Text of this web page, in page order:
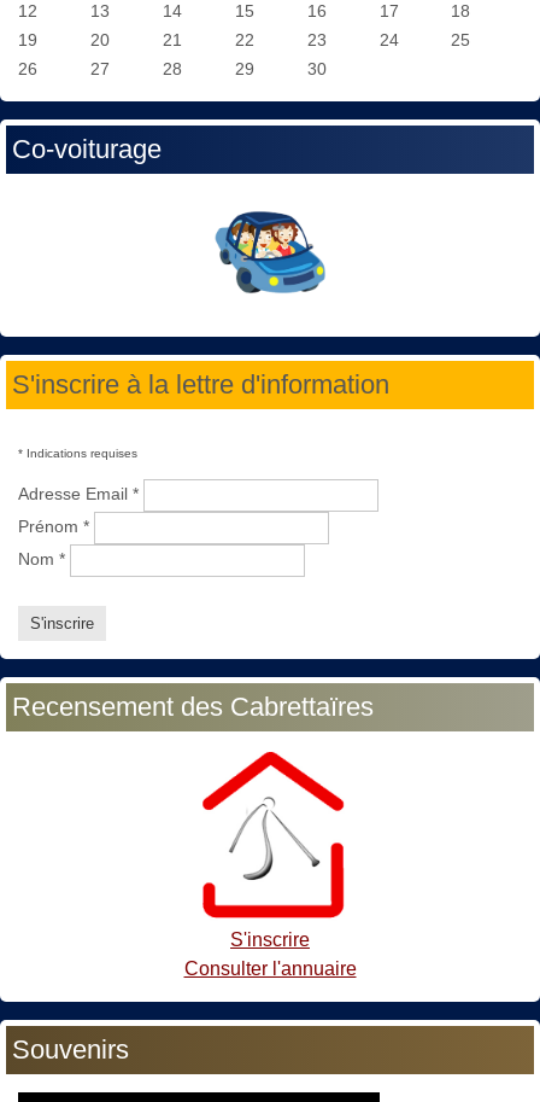
12
13 14 15 16 17
18
19
20 21 22 23 24
25
26
27 28 29 30
Co-voiturage
S'inscrire à la lettre d'information
* Indications requises
Adresse Email *
Prénom *
Nom *
Recensement des Cabrettaïres
S'inscrire
Consulter l'annuaire
Souvenirs